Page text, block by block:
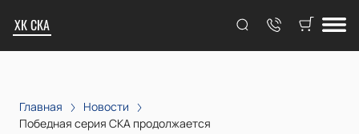
ХК СКА
Главная
Новости
Победная серия СКА продолжается